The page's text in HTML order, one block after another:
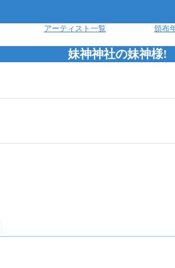
アーティスト一覧 頒布
妹神神社の妹神様!